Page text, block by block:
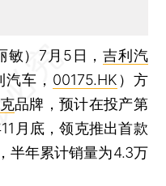
敏）7月5日，吉利汽
车， 00175.HK ）方
品牌，预计在投产第
月底，领克推出首款
半年累计销量为4.3万